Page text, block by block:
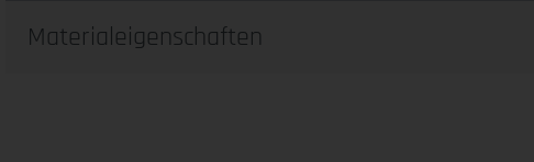
Materialeigenschaften